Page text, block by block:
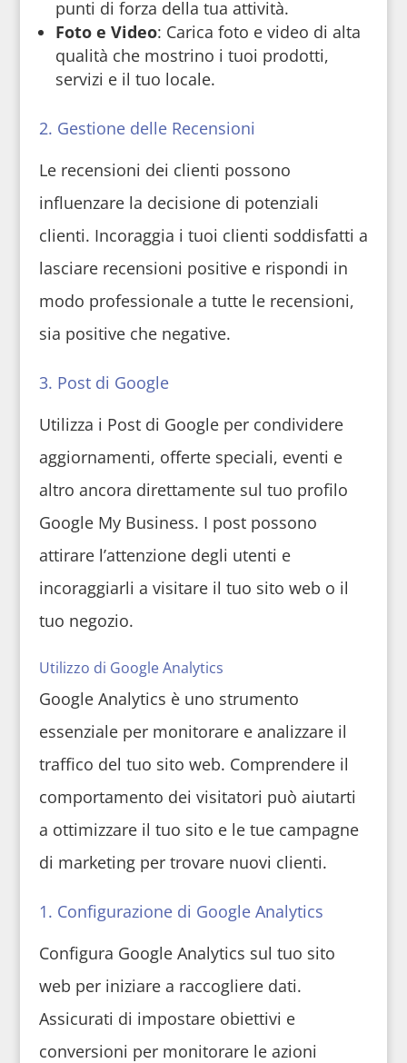
punti di forza della tua attività.
Foto e Video: Carica foto e video di alta
qualità che mostrino i tuoi prodotti,
servizi e il tuo locale.
2. Gestione delle Recensioni
Le recensioni dei clienti possono
influenzare la decisione di potenziali
clienti. Incoraggia i tuoi clienti soddisfatti a
lasciare recensioni positive e rispondi in
modo professionale a tutte le recensioni,
sia positive che negative.
3. Post di Google
Utilizza i Post di Google per condividere
aggiornamenti, offerte speciali, eventi e
altro ancora direttamente sul tuo profilo
Google My Business. I post possono
attirare l’attenzione degli utenti e
incoraggiarli a visitare il tuo sito web o il
tuo negozio.
Utilizzo di Google Analytics
Google Analytics è uno strumento
essenziale per monitorare e analizzare il
traffico del tuo sito web. Comprendere il
comportamento dei visitatori può aiutarti
a ottimizzare il tuo sito e le tue campagne
di marketing per trovare nuovi clienti.
1. Configurazione di Google Analytics
Configura Google Analytics sul tuo sito
web per iniziare a raccogliere dati.
Assicurati di impostare obiettivi e
conversioni per monitorare le azioni